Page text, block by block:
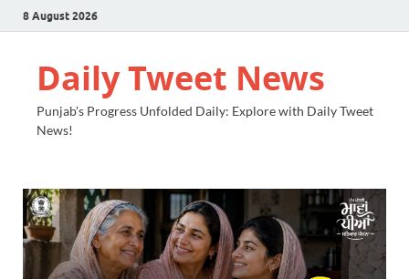
8 August 2026
Daily Tweet News
Punjab's Progress Unfolded Daily: Explore with Daily Tweet
News!